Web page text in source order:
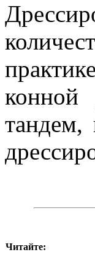
конной
тандем,
Читайте: